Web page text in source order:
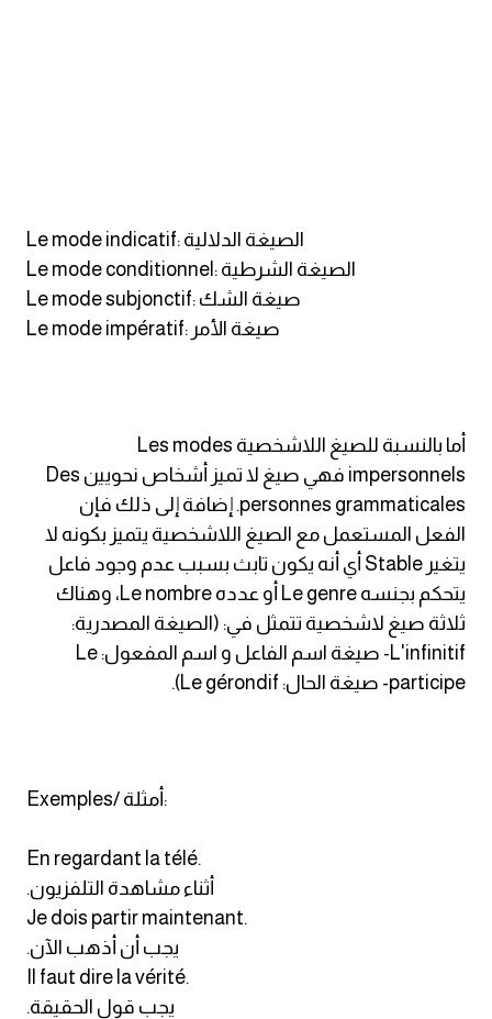
Le mode indicatif: الصيغة الدلالية
Le mode conditionnel: الصيغة الشرطية
Le mode subjonctif: صيغة الشك
Le mode impératif: صيغة الأمر
أما بالنسبة للصيغ اللاشخصية Les modes
impersonnels فهي صيغ لا تميز أشخاص نحويين Des
personnes grammaticales. إضافة إلى ذلك فإن
الفعل المستعمل مع الصيغ اللاشخصية يتميز بكونه لا
يتغير Stable أي أنه يكون تابث بسبب عدم وجود فاعل
يتحكم بجنسه Le genre أو عدده Le nombre، وهناك
ثلاثة صيغ لاشخصية تتمثل في: (الصيغة المصدرية:
L'infinitif- صيغة اسم الفاعل و اسم المفعول: Le
participe- صيغة الحال: Le gérondif).
Exemples/ أمثلة:
En regardant la télé.
.أثناء مشاهدة التلفزيون
Je dois partir maintenant.
.يجب أن أذهب الآن
Il faut dire la vérité.
.يجب قول الحقيقة